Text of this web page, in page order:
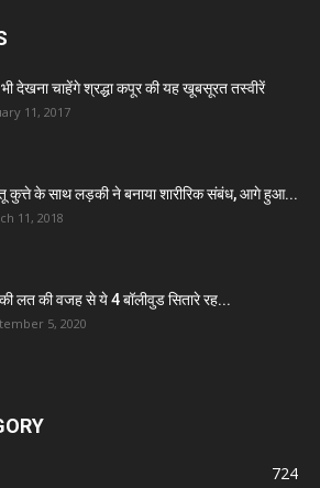
देखना चाहेंगे श्रद्धा कपूर की यह खूबसूरत तस्वीरें
11, 2017
कुत्ते के साथ लड़की ने बनाया शारीरिक संबंध, आगे हुआ...
11, 2018
लत की वजह से ये 4 बॉलीवुड सितारे रह...
5, 2020
724